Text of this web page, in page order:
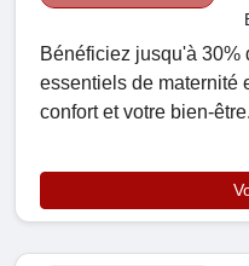
Bénéficiez jusqu'à 30%
essentiels de maternité
confort et votre bien-être.